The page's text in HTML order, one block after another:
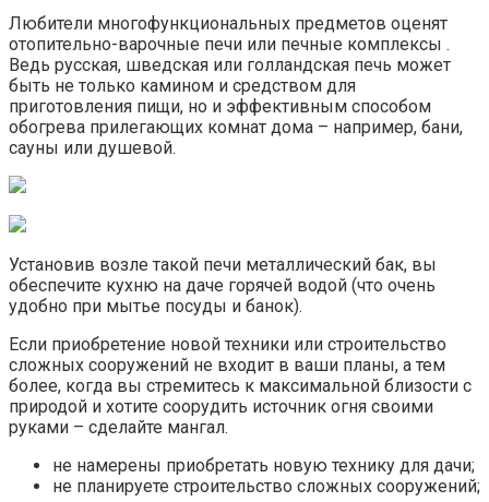
Любители многофункциональных предметов оценят
отопительно-варочные печи или печные комплексы .
Ведь русская, шведская или голландская печь может
быть не только камином и средством для
приготовления пищи, но и эффективным способом
обогрева прилегающих комнат дома – например, бани,
сауны или душевой.
Установив возле такой печи металлический бак, вы
обеспечите кухню на даче горячей водой (что очень
удобно при мытье посуды и банок).
Если приобретение новой техники или строительство
сложных сооружений не входит в ваши планы, а тем
более, когда вы стремитесь к максимальной близости с
природой и хотите соорудить источник огня своими
руками – сделайте мангал.
не намерены приобретать новую технику для дачи;
не планируете строительство сложных сооружений;